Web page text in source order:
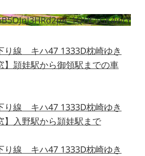
り線 キハ47 1333D枕崎ゆき
】頴娃駅から御領駅までの車
り線 キハ47 1333D枕崎ゆき
】入野駅から頴娃駅まで
り線 キハ47 1333D枕崎ゆき